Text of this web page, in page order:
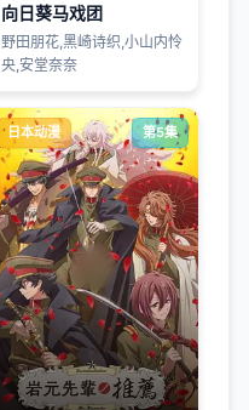
向日葵马戏团
野田朋花,黑崎诗织,小山内怜
央,安堂奈奈
日本动漫 第5集